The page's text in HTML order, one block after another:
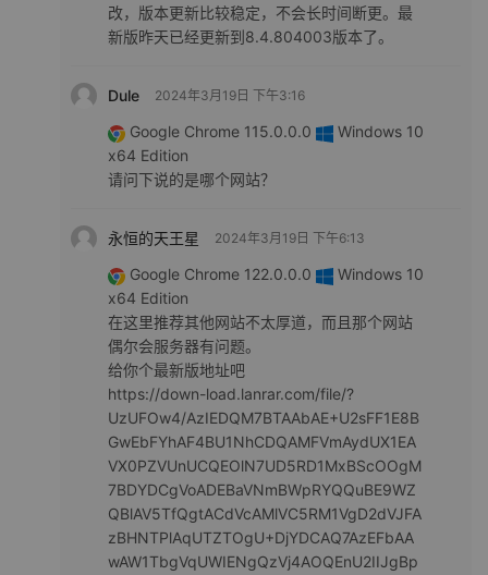
改，版本更新比较稳定，不会长时间断更。最
新版昨天已经更新到8.4.804003版本了。
Dule 2024年3月19日 下午3:16
Google Chrome 115.0.0.0
Windows 10
x64 Edition
请问下说的是哪个网站？
永恒的天王星 2024年3月19日 下午6:13
Google Chrome 122.0.0.0
Windows 10
x64 Edition
在这里推荐其他网站不太厚道，而且那个网站
偶尔会服务器有问题。
给你个最新版地址吧
https://down-load.lanrar.com/file/?
UzUFOw4/AzIEDQM7BTAAbAE+U2sFF1E8B
GwEbFYhAF4BU1NhCDQAMFVmAydUX1EA
VX0PZVUnUCQEOlN7UD5RD1MxBScOOgM
7BDYDCgVoADEBaVNmBWpRYQQuBE9WZ
QBlAV5TfQgtACdVcAMlVC5RM1VgD2dVJFA
zBHNTPlAqUTZTOgU+DjYDCAQ7AzEFbAA
wAW1TbgVqUWIENgQzVj4AOQEnU2IIJgBp